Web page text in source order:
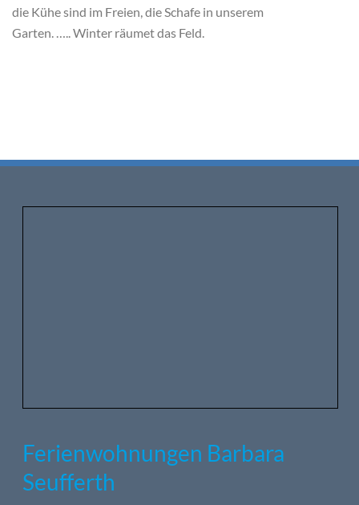
die Kühe sind im Freien, die Schafe in unserem
Garten. ….. Winter räumet das Feld.
Ferienwohnungen Barbara
Seufferth